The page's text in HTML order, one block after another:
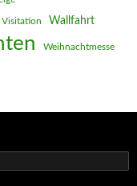
Visitation Wallfahrt
Weihnachtmesse